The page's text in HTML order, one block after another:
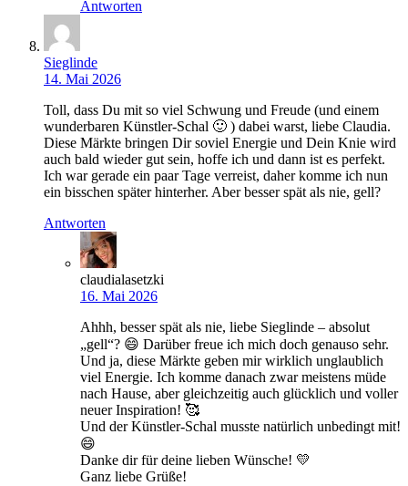
Antworten
Sieglinde
14. Mai 2026
Toll, dass Du mit so viel Schwung und Freude (und einem
wunderbaren Künstler-Schal 🙂 ) dabei warst, liebe Claudia.
Diese Märkte bringen Dir soviel Energie und Dein Knie wird
auch bald wieder gut sein, hoffe ich und dann ist es perfekt.
Ich war gerade ein paar Tage verreist, daher komme ich nun
ein bisschen später hinterher. Aber besser spät als nie, gell?
Antworten
claudialasetzki
16. Mai 2026
Ahhh, besser spät als nie, liebe Sieglinde – absolut
„gell“? 😄 Darüber freue ich mich doch genauso sehr.
Und ja, diese Märkte geben mir wirklich unglaublich
viel Energie. Ich komme danach zwar meistens müde
nach Hause, aber gleichzeitig auch glücklich und voller
neuer Inspiration! 🥰
Und der Künstler-Schal musste natürlich unbedingt mit!
😄
Danke dir für deine lieben Wünsche! 💛
Ganz liebe Grüße!